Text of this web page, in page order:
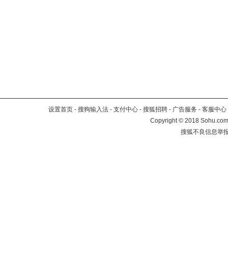
设置首页 - 搜狗输入法 - 支付中心 - 搜狐招聘 - 广告服务 - 客服中心
Copyright©2018
搜狐不良信息举